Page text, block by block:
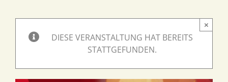
DIESE VERANSTALTUNG HAT BEREITS
STATTGEFUNDEN.
×